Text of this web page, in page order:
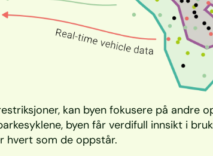
kan byen fokusere på andre
byen får verdifull innsikt i
hvert som de oppstår.